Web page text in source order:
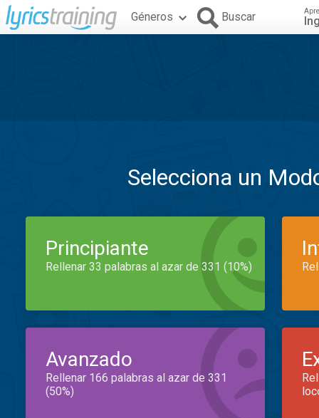
Géneros Buscar
Selecciona un
Principiante
Rellenar 33 palabras al azar de 331 (10%)
Avanzado
Rellenar 166 palabras al azar de 331
(50%)